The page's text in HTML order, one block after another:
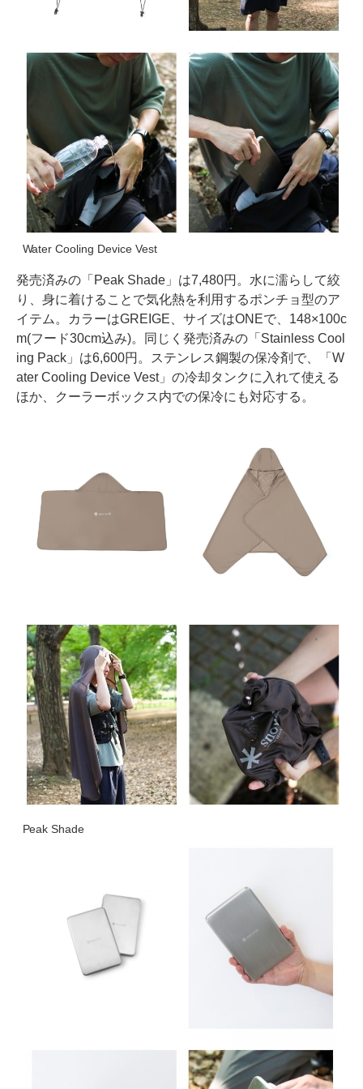
Water Cooling Device Vest
発売済みの「Peak Shade」は7,480円。水に濡らして絞
り、身に着けることで気化熱を利用するポンチョ型のア
イテム。カラーはGREIGE、サイズはONEで、148×100c
m(フード30cm込み)。同じく発売済みの「Stainless Cool
ing Pack」は6,600円。ステンレス鋼製の保冷剤で、「W
ater Cooling Device Vest」の冷却タンクに入れて使える
ほか、クーラーボックス内での保冷にも対応する。
Peak Shade